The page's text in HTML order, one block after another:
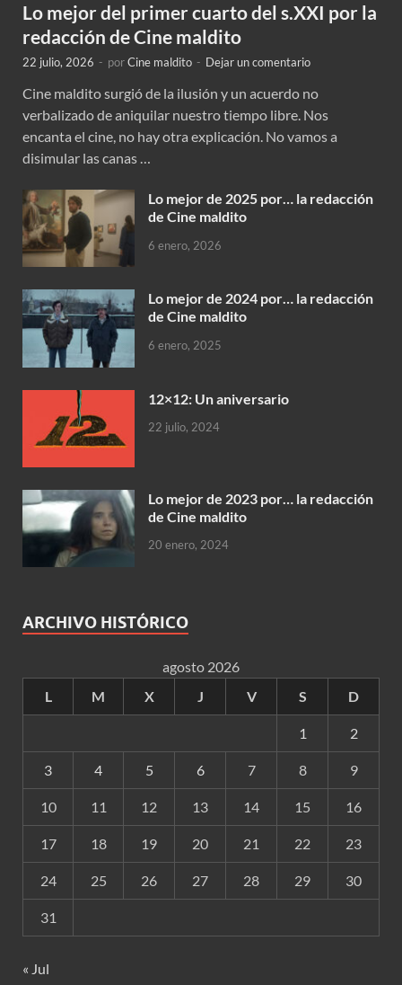
Lo mejor del primer cuarto del s.XXI por la
redacción de Cine maldito
22 julio, 2026 - porCine maldito - Dejar un comentario
Cine maldito surgió de la ilusión y un acuerdo no
verbalizado de aniquilar nuestro tiempo libre. Nos
encanta el cine, no hay otra explicación. No vamos a
disimular las canas …
Lo mejor de 2025 por… la redacción
de Cine maldito
6 enero, 2026
Lo mejor de 2024 por… la redacción
de Cine maldito
6 enero, 2025
12×12: Un aniversario
22 julio, 2024
Lo mejor de 2023 por… la redacción
de Cine maldito
20 enero, 2024
ARCHIVO HISTÓRICO
agosto 2026
L
M X J V S D
1 2
3 4 5 6 7 8 9
10 11 12 13 14 15 16
17 18 19 20 21 22 23
24 25 26 27 28 29 30
31
« Jul